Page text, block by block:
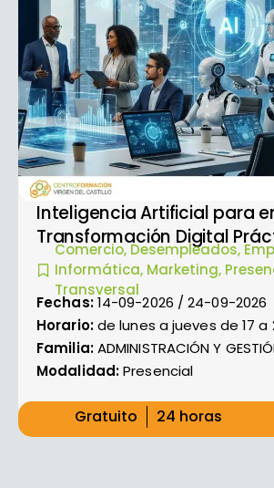
Inteligencia Artificial para
Transformación Digital
Comercio, Desempleados,
Informática, Marketing,
Transversal
Fechas:14-09-2026 / 24-09-2026
Horario:de lunes a jueves de 17 a
Familia:ADMINISTRACIÓN Y
Modalidad:Presencial
Gratuito 24 horas